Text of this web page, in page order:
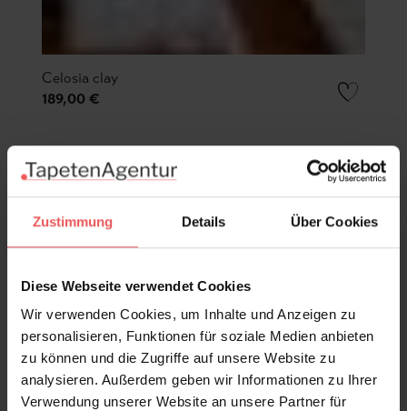
Zustimmung Details Über Cookies
Diese Webseite verwendet Cookies
Wir verwenden Cookies, um Inhalte und Anzeigen zu
personalisieren, Funktionen für soziale Medien anbieten
zu können und die Zugriffe auf unsere Website zu
analysieren. Außerdem geben wir Informationen zu Ihrer
Verwendung unserer Website an unsere Partner für
Celosia clay
189,00 €